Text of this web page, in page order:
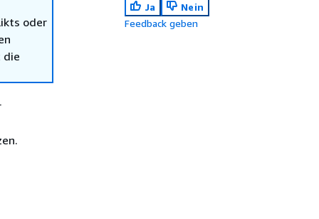
oder
die
Ja
Nein
Feedback geben